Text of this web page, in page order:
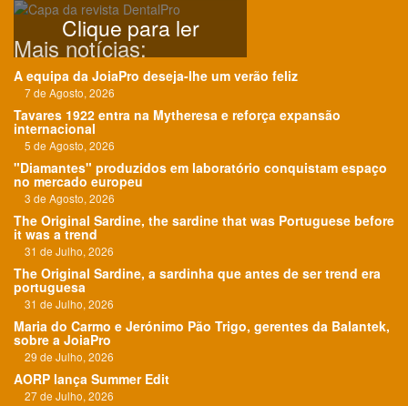
Clique para ler
Mais notícias:
A equipa da JoiaPro deseja-lhe um verão feliz
7 de Agosto, 2026
Tavares 1922 entra na Mytheresa e reforça expansão
internacional
5 de Agosto, 2026
"Diamantes" produzidos em laboratório conquistam espaço
no mercado europeu
3 de Agosto, 2026
The Original Sardine, the sardine that was Portuguese before
it was a trend
31 de Julho, 2026
The Original Sardine, a sardinha que antes de ser trend era
portuguesa
31 de Julho, 2026
Maria do Carmo e Jerónimo Pão Trigo, gerentes da Balantek,
sobre a JoiaPro
29 de Julho, 2026
AORP lança Summer Edit
27 de Julho, 2026